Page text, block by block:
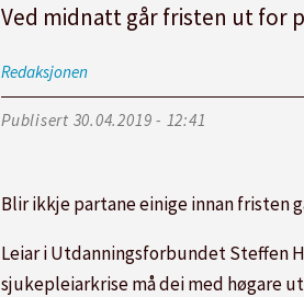
Ved midnatt går fristen ut for
Redaksjonen
Publisert 30.04.2019 - 12:41
Blir ikkje partane einige innan fristen
Leiar i Utdanningsforbundet Steffen
sjukepleiarkrise må dei med høgare